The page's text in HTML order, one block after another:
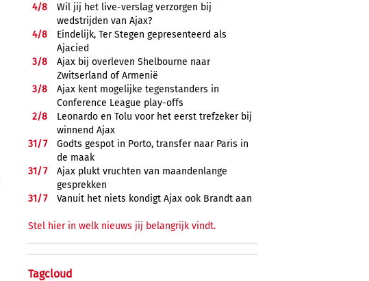
4/8
Wil jij het live-verslag verzorgen bij
wedstrijden van Ajax?
4/8
Eindelijk, Ter Stegen gepresenteerd als
Ajacied
3/8
Ajax bij overleven Shelbourne naar
Zwitserland of Armenië
3/8
Ajax kent mogelijke tegenstanders in
Conference League play-offs
2/8
Leonardo en Tolu voor het eerst trefzeker bij
winnend Ajax
31/7
Godts gespot in Porto, transfer naar Paris in
de maak
31/7
Ajax plukt vruchten van maandenlange
gesprekken
31/7 Vanuit het niets kondigt Ajax ook Brandt aan
Stel hier in welk nieuws jij belangrijk vindt.
Tagcloud